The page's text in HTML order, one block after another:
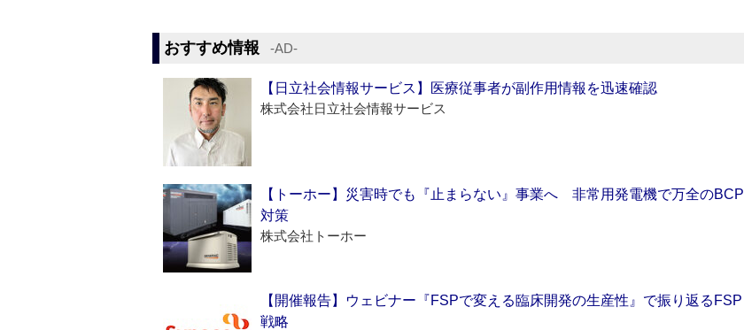
おすすめ情報 ‐AD‐
【日立社会情報サービス】医療従事者が副作用情報を迅速確認
株式会社日立社会情報サービス
【トーホー】災害時でも『止まらない』事業へ 非常用発電機で万全のBCP
対策
株式会社トーホー
【開催報告】ウェビナー『FSPで変える臨床開発の生産性』で振り返るFSP
戦略